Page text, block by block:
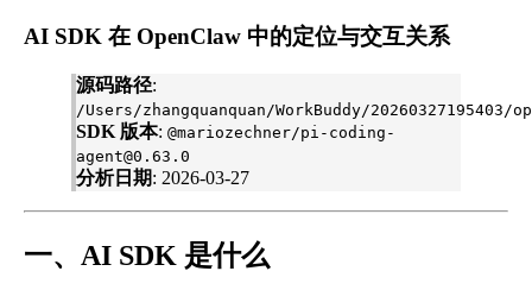
AI SDK 在 OpenClaw 中的定位与交互关系
源码路径:
/Users/zhangquanquan/WorkBuddy/20260327195403/
SDK 版本: @mariozechner/pi-coding-
agent@0.63.0
分析日期: 2026-03-27
一、AI SDK 是什么